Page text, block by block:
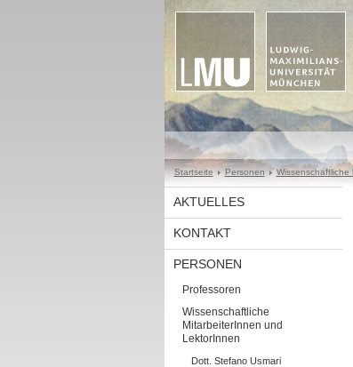
Startseite Personen
AKTUELLES
KONTAKT
PERSONEN
Professoren
Wissenschaftliche
MitarbeiterInnen und
LektorInnen
Dott. Stefano Usmari